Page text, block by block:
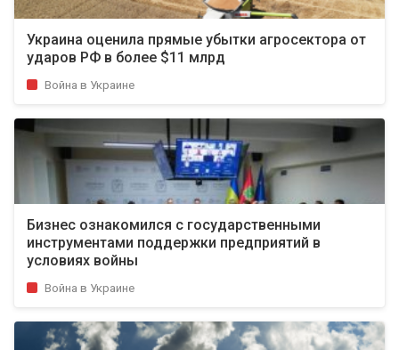
Украина оценила прямые убытки агросектора от
ударов РФ в более $11 млрд
Война в Украине
Бизнес ознакомился с государственными
инструментами поддержки предприятий в
условиях войны
Война в Украине